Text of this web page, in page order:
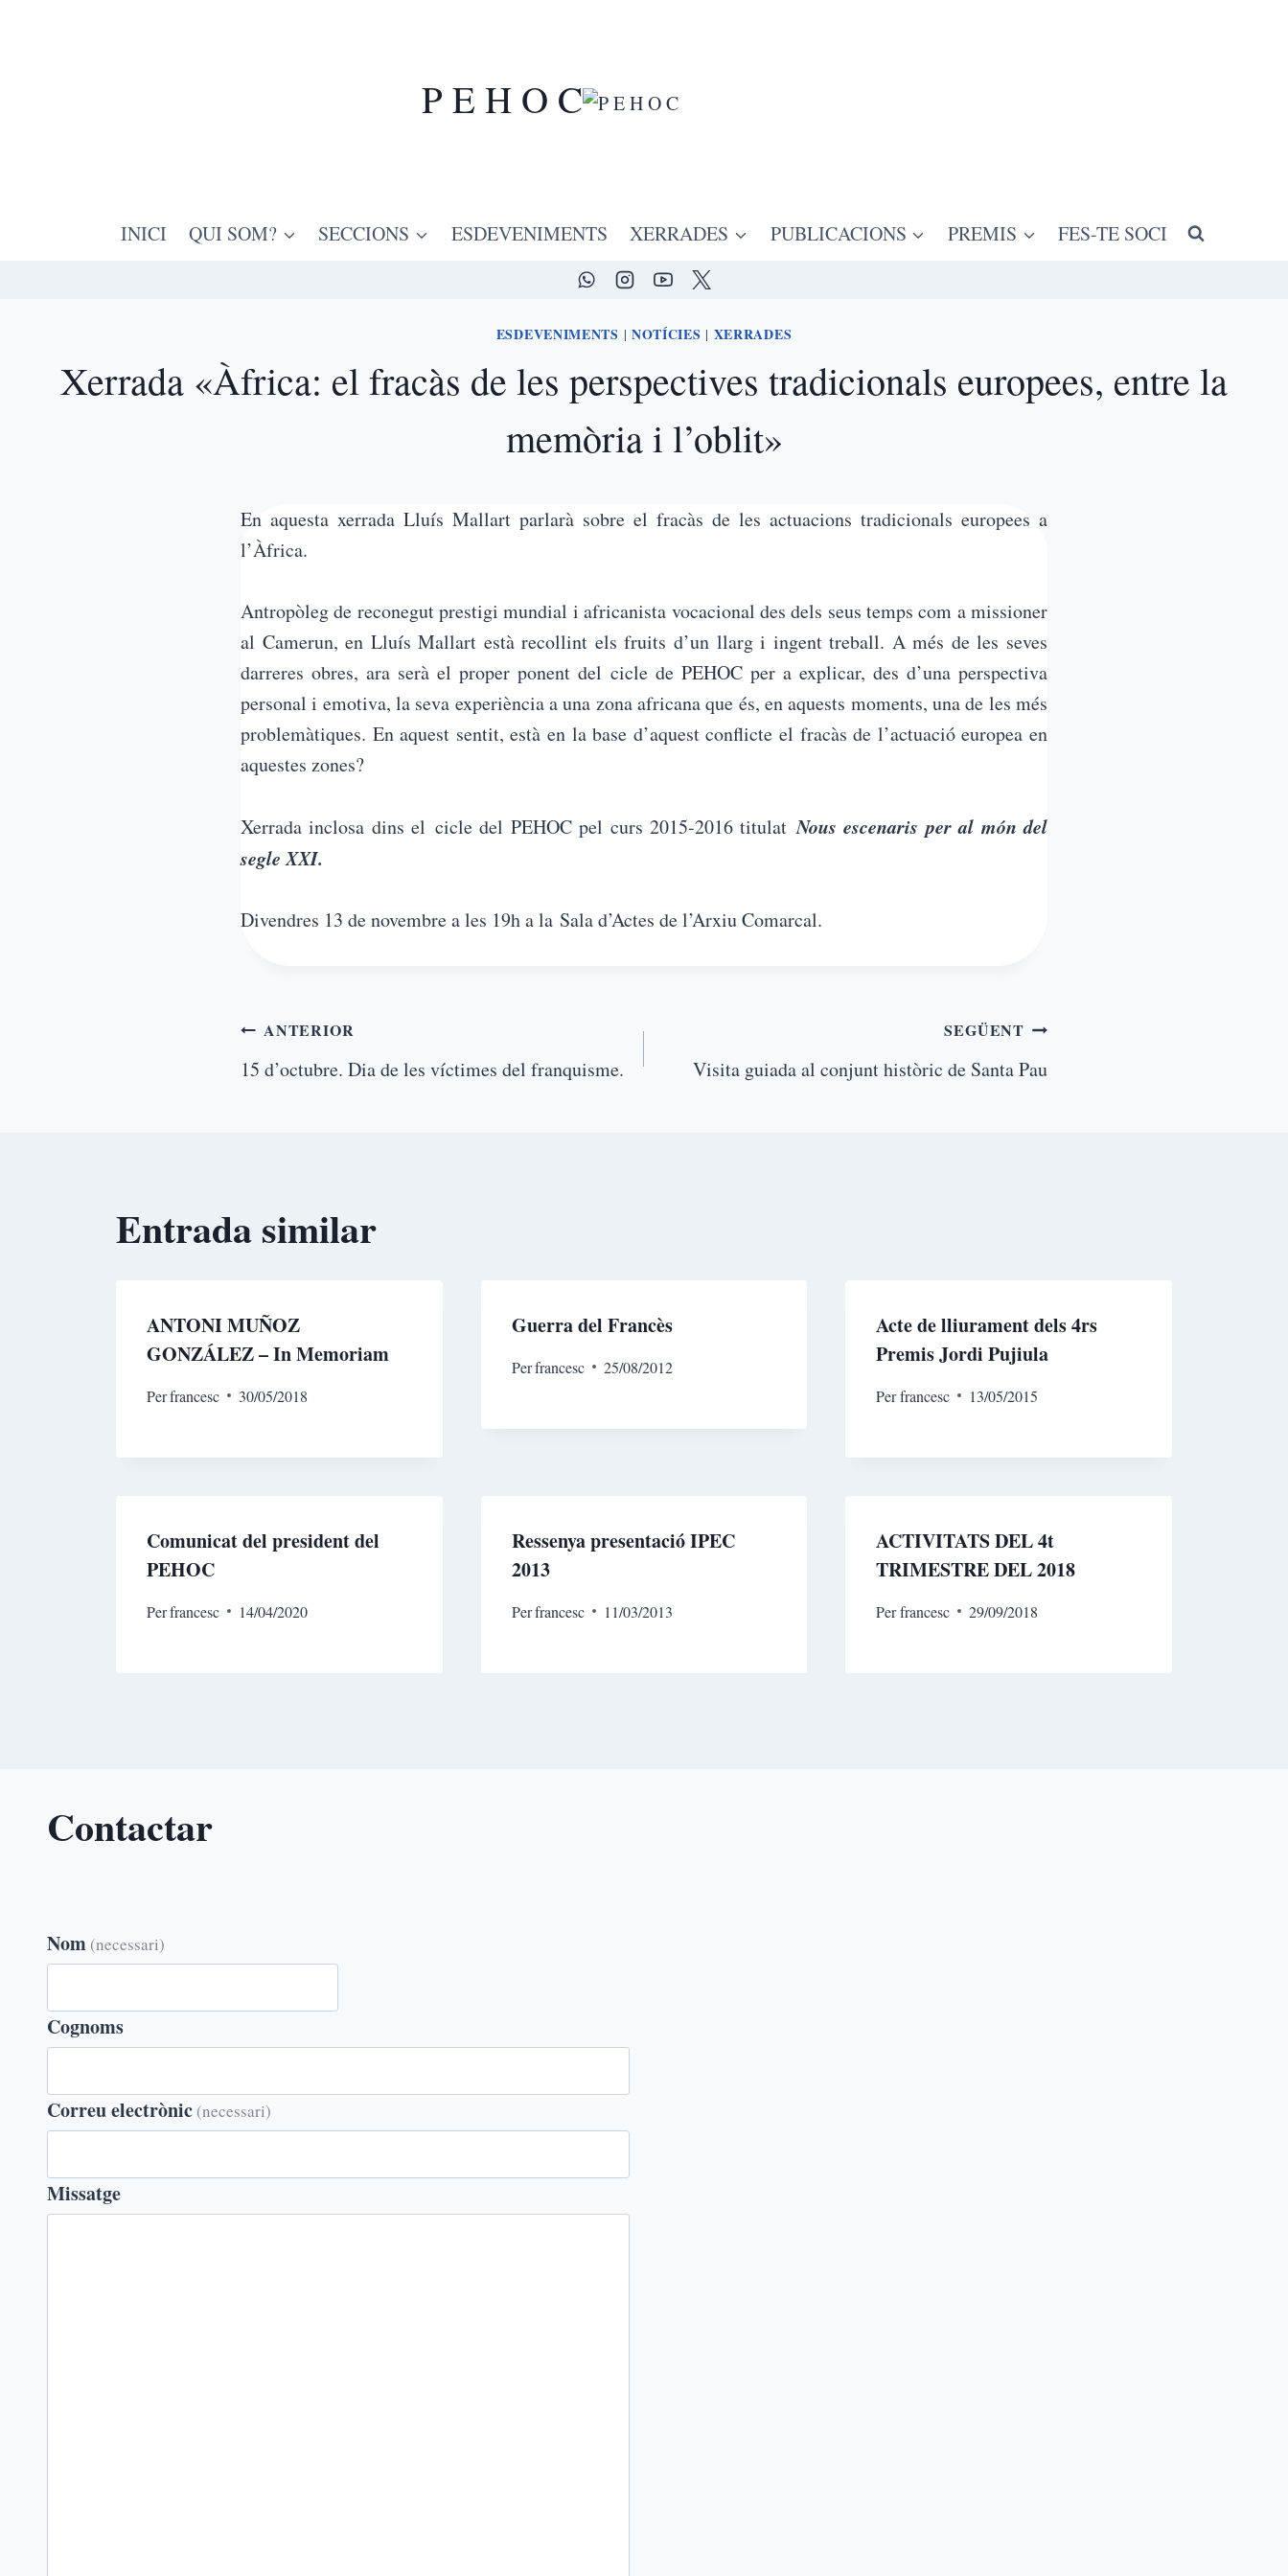
P E H O C
INICI QUI SOM? SECCIONS ESDEVENIMENTS XERRADES PUBLICACIONS PREMIS FES-TE SOCI
ESDEVENIMENTS | NOTÍCIES | XERRADES
Xerrada «Àfrica: el fracàs de les perspectives tradicionals europees, entre la
memòria i l’oblit»
En aquesta xerrada Lluís Mallart parlarà sobre el fracàs de les actuacions tradicionals europees a
l’Àfrica.
Antropòleg de reconegut prestigi mundial i africanista vocacional des dels seus temps com a missioner
al Camerun, en Lluís Mallart està recollint els fruits d’un llarg i ingent treball. A més de les seves
darreres obres, ara serà el proper ponent del cicle de PEHOC per a explicar, des d’una perspectiva
personal i emotiva, la seva experiència a una zona africana que és, en aquests moments, una de les més
problemàtiques. En aquest sentit, està en la base d’aquest conflicte el fracàs de l’actuació europea en
aquestes zones?
Xerrada inclosa dins el cicle del PEHOC pel curs 2015-2016 titulatNous escenaris per al món del
segle XXI.
Divendres 13 de novembre a les 19h a la Sala d’Actes de l’Arxiu Comarcal.
ANTERIOR
15 d’octubre. Dia de les víctimes del franquisme.
SEGÜENT
Visita guiada al conjunt històric de Santa Pau
Entrada similar
ANTONI MUÑOZ
GONZÁLEZ – In Memoriam
Perfrancesc 30/05/2018
Guerra del Francès
Perfrancesc 25/08/2012
Acte de lliurament dels 4rs
Premis Jordi Pujiula
Perfrancesc 13/05/2015
Comunicat del president del
PEHOC
Perfrancesc 14/04/2020
Ressenya presentació IPEC
2013
Perfrancesc 11/03/2013
ACTIVITATS DEL 4t
TRIMESTRE DEL 2018
Perfrancesc 29/09/2018
Contactar
Nom (necessari)
Cognoms
Correu electrònic (necessari)
Missatge